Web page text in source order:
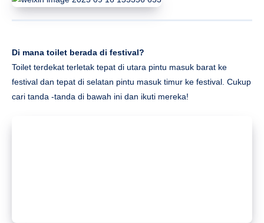
Di mana toilet berada di festival?
Toilet terdekat terletak tepat di utara pintu masuk barat ke
festival dan tepat di selatan pintu masuk timur ke festival. Cukup
cari tanda -tanda di bawah ini dan ikuti mereka!